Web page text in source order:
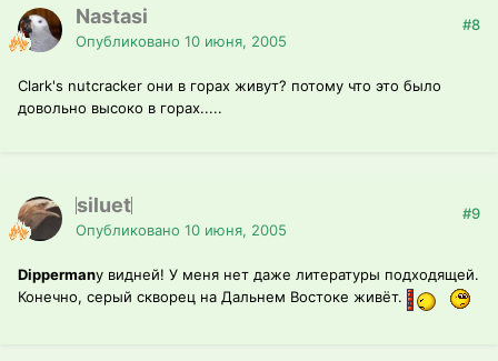
Nastasi
Опубликовано 10 июня, 2005
#8
Clark's nutcracker они в горах живут? потому что это было
довольно высоко в горах.....
siluet
Опубликовано 10 июня, 2005
#9
Dippermanу видней! У меня нет даже литературы подходящей.
Конечно, серый скворец на Дальнем Востоке живёт.